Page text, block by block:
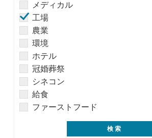
メディカル
工場
農業
環境
ホテル
冠婚葬祭
シネコン
給食
ファーストフード